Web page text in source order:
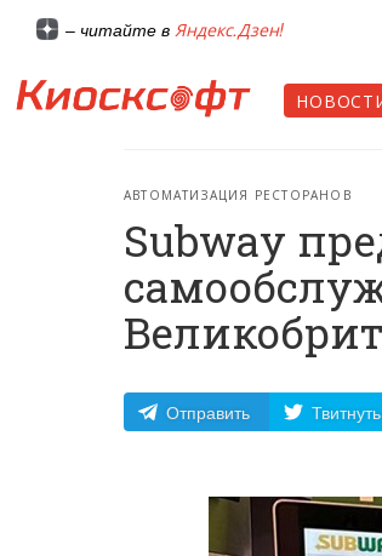
– читайте в Яндекс.Дзен!
АВТОМАТИЗАЦИЯ РЕСТОРАНОВ
Subway
Отправить Твитнуть